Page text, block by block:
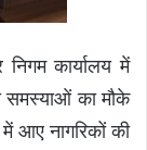
कार्यालय में
का मौके
आए नागरिकों की